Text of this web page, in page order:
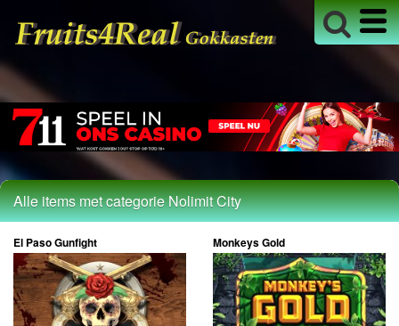
Alle items met categorie Nolimit City
El Paso Gunfight Monkeys Gold